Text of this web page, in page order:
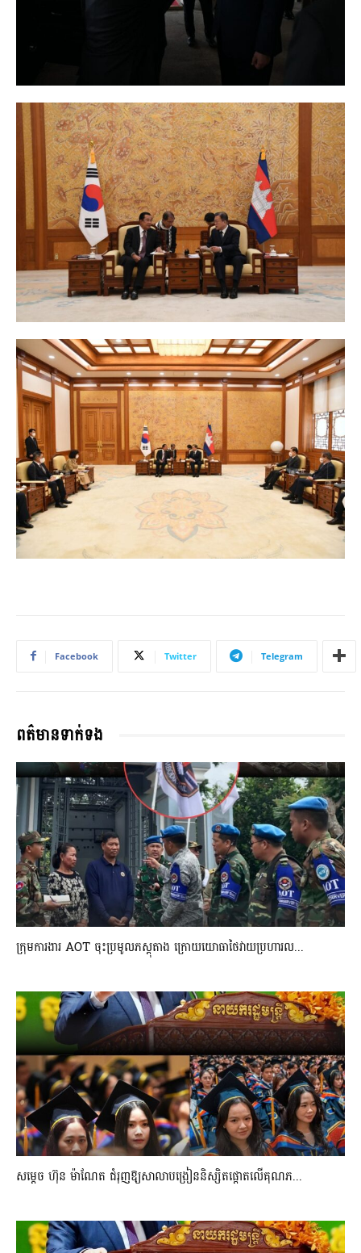
Facebook Twitter Telegram
ពត៌មានទាក់ទង
ក្រុមការងារ AOT ចុះប្រមូលភស្តុតាង ក្រោយយោធាថៃវាយប្រហារល...
សម្តេច ហ៊ុន ម៉ាណែត ជំរុញឱ្យសាលាបង្រៀននិស្សិតផ្តោតលើគុណភ...